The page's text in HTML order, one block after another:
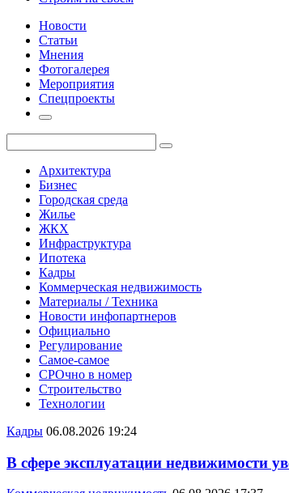
Новости
Статьи
Мнения
Фотогалерея
Мероприятия
Спецпроекты
Архитектура
Бизнес
Городская среда
Жилье
ЖКХ
Инфраструктура
Ипотека
Кадры
Коммерческая недвижимость
Материалы / Техника
Новости инфопартнеров
Официально
Регулирование
Самое-самое
СРОчно в номер
Строительство
Технологии
Кадры 06.08.2026 19:24
В сфере эксплуатации недвижимости